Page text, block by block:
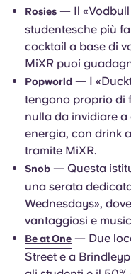
Rosies — Il «Vodbull
studentesche più
cocktail a base di
MiXR puoi
Popworld — I
tengono proprio di
nulla da invidiare a
energia, con drink
tramite MiXR.
Snob — Questa
una serata
Wednesdays»,
vantaggiosi e
Be at One — Due
Street e a